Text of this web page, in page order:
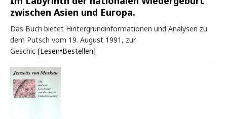
zwischen Asien und Europa.
Das Buch bietet Hintergrundinformationen und Analysen zu
dem Putsch vom 19. August 1991, zur
Geschic [Lesen•Bestellen]